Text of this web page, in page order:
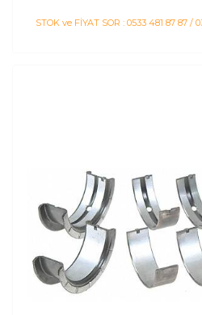
STOK ve FİYAT SOR : 0533 481 87 87 /